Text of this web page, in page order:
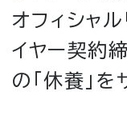
オフィシャ
イヤー契約
の「休養」を